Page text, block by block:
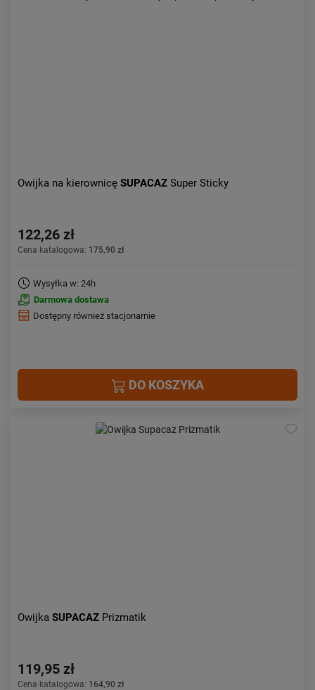
Owijka na kierownicę SUPACAZ Super Sticky
122,26 zł
Cena katalogowa: 175,90 zł
Wysyłka w: 24h
Darmowa dostawa
Dostępny również stacjonarnie
DO KOSZYKA
Owijka SUPACAZ Prizmatik
119,95 zł
Cena katalogowa: 164,90 zł